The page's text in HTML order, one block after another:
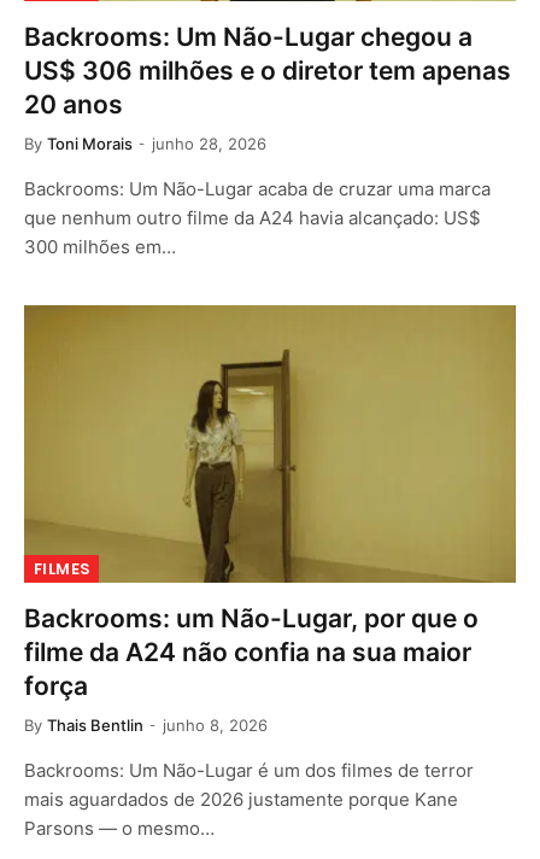
Backrooms: Um Não-Lugar chegou a
US$ 306 milhões e o diretor tem apenas
20 anos
By Toni Morais junho 28, 2026
Backrooms: Um Não-Lugar acaba de cruzar uma marca
que nenhum outro filme da A24 havia alcançado: US$
300 milhões em…
FILMES
Backrooms: um Não-Lugar, por que o
filme da A24 não confia na sua maior
força
By Thais Bentlin junho 8, 2026
Backrooms: Um Não-Lugar é um dos filmes de terror
mais aguardados de 2026 justamente porque Kane
Parsons — o mesmo…